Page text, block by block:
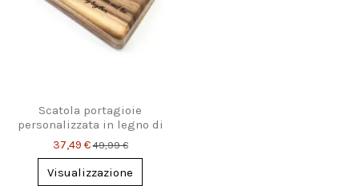
Scatola portagioie
personalizzata in legno di
noce – con nome e dedica
incisi, regalo...
37,49 €49,99 €
Visualizzazione